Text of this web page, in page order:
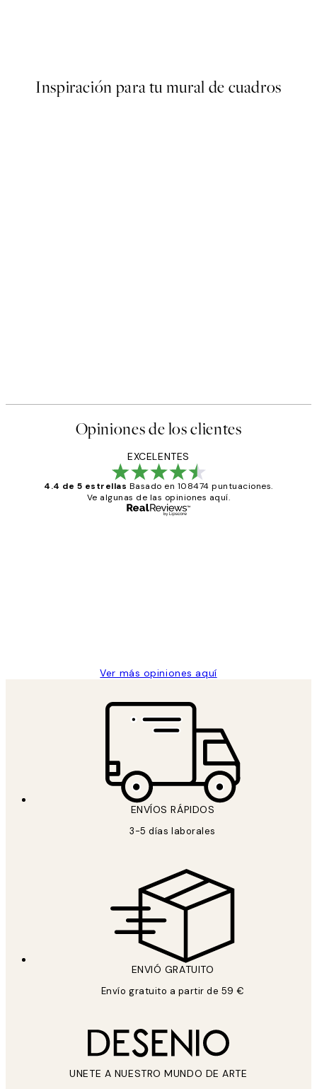
Inspiración para tu mural de cuadros
Opiniones de los clientes
EXCELENTES
4.4 de 5 estrellas Basado en 108474 puntuaciones.
Ve algunas de las opiniones aquí.
Ver más opiniones aquí
ENVÍOS RÁPIDOS
3-5 días laborales
ENVIÓ GRATUITO
Envío gratuito a partir de 59 €
UNETE A NUESTRO MUNDO DE ARTE